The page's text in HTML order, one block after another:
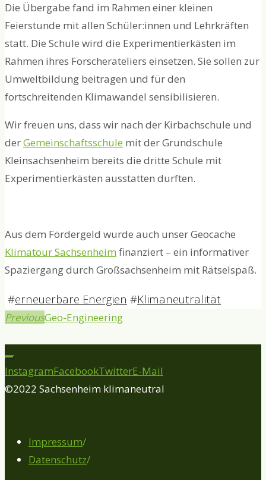
Die Übergabe fand im Rahmen einer kleinen
Feierstunde mit allen Schüler:innen und Lehrkräften
statt. Die Schule wird die Experimentierkästen im
Rahmen ihres Forscherateliers einsetzen. Sie sollen zur
Umweltbildung beitragen und für den
fortschreitenden Klimawandel sensibilisieren.
Wir freuen uns, dass wir nach der Kirbachschule und
derGemeinschaftsschule mit der Grundschule
Kleinsachsenheim bereits die dritte Schule mit
Experimentierkästen ausstatten durften.
Aus dem Fördergeld wurde auch unser Geocache
Klimatour Sachsenheimfinanziert – ein informativer
Spaziergang durch Großsachsenheim mit Rätselspaß.
#erneuerbare Energien #Klimaneutralität
PreviousGeo-Engineering
InstagramFacebookTwitterE-Mail
©2022 Sachsenheim klimaneutral
Impressum/
Datenschutz/